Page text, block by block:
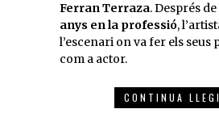
Ferran Terraza. Després
anys en la professió,
l’escenari on va fer els seus
com a actor.
CONTINUA